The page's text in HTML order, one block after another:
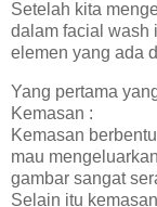
Setelah kita
dalam facial wash
elemen yang ada
Yang pertama
Kemasan :
Kemasan
mau
gambar sangat
Selain itu